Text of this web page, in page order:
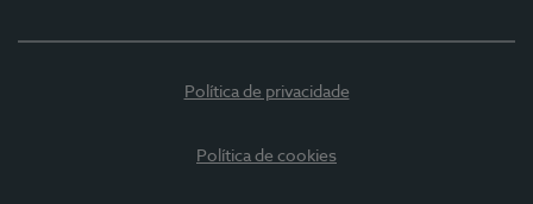
Política de privacidade
Política de cookies